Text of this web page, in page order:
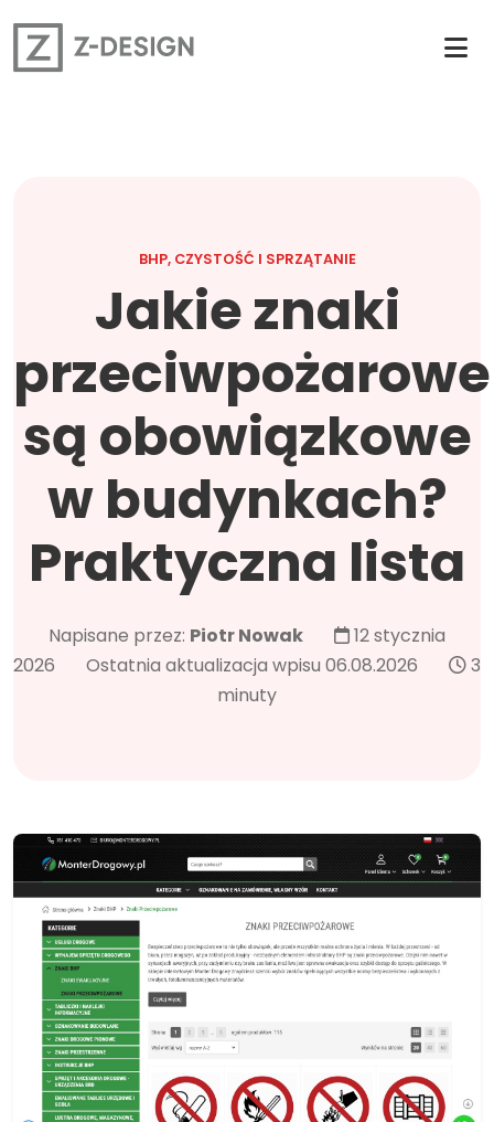
BHP, CZYSTOŚĆ I SPRZĄTANIE
Jakie znaki
przeciwpożarowe
są obowiązkowe
w budynkach?
Praktyczna lista
Napisane przez: Piotr Nowak
12 stycznia
2026
Ostatnia aktualizacja wpisu 06.08.2026
3
minuty